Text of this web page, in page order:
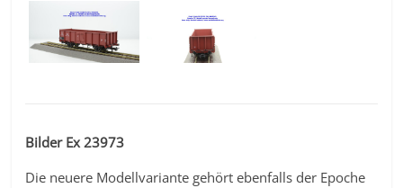
Bilder Ex 23973
Die neuere Modellvariante gehört ebenfalls der Epoche